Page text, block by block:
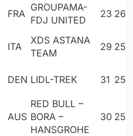
FRA
GROUPAMA-
FDJ UNITED
23
ITA
XDS ASTANA
TEAM
29
DEN LIDL-TREK 31
AUS
RED BULL –
BORA –
HANSGROHE
30